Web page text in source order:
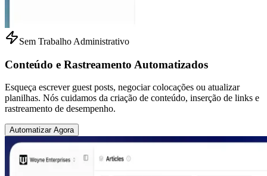
Sem Trabalho Administrativo
Conteúdo e Rastreamento Automatizados
Esqueça escrever guest posts, negociar colocações ou atualizar
planilhas. Nós cuidamos da criação de conteúdo, inserção de links e
rastreamento de desempenho.
Automatizar Agora